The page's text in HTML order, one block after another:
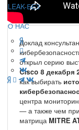
LEAK-БЕЗ
О НАС
Доклад
открыл серию
Cisco 8 декабря
как выбирать
центра
— а также чем
матрица MITRE